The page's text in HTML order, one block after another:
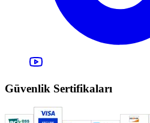
Güvenlik Sertifikaları